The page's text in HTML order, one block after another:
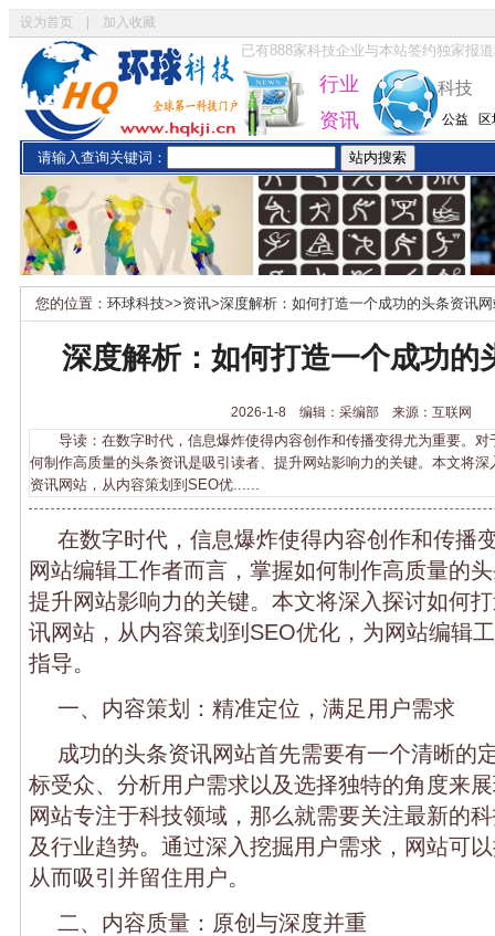
设为首页 加入收藏
已有888家科技企业与本站签约独家报
行业
资讯
科技
公益
请输入查询关键词：
您的位置： 环球科技>>资讯>深度解析：如何打造一个成功的头条资讯
深度解析：如何打造一个成功的
2026-1-8 编辑：采编部 来源：互联网
导读：在数字时代，信息爆炸使得内容创作和传播变得尤为重要。对
何制作高质量的头条资讯是吸引读者、提升网站影响力的关键。本文将
资讯网站，从内容策划到SEO优......
在数字时代，信息爆炸使得内容创作和传播
网站编辑工作者而言，掌握如何制作高质量的
提升网站影响力的关键。本文将深入探讨如何
讯网站，从内容策划到SEO优化，为网站编辑
指导。
一、内容策划：精准定位，满足用户需求
成功的头条资讯网站首先需要有一个清晰的
标受众、分析用户需求以及选择独特的角度来
网站专注于科技领域，那么就需要关注最新的
及行业趋势。通过深入挖掘用户需求，网站可
从而吸引并留住用户。
二、内容质量：原创与深度并重